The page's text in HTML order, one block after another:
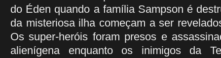
do Éden quando a família Sampson é
da misteriosa ilha começam a ser
Os super-heróis foram presos e
alienígena enquanto os inimigos da